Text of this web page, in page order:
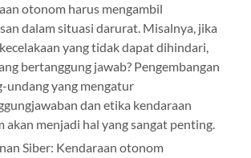
otonom harus mengambil
dalam situasi darurat. Misalnya, jika
yang tidak dapat dihindari,
bertanggung jawab? Pengembangan
undang yang mengatur
dan etika kendaraan
akan menjadi hal yang sangat penting.
Siber: Kendaraan otonom